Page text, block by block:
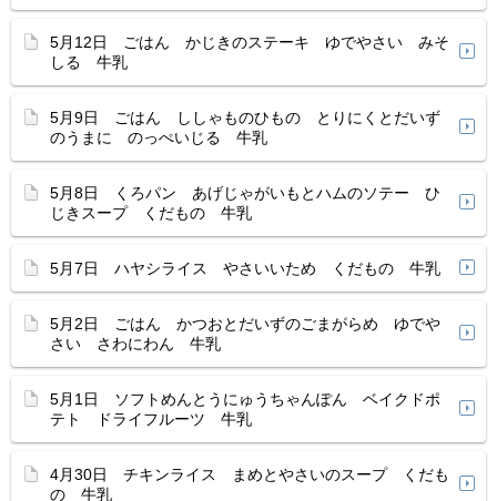
5月12日 ごはん かじきのステーキ ゆでやさい みそ
しる 牛乳
5月9日 ごはん ししゃものひもの とりにくとだいず
のうまに のっぺいじる 牛乳
5月8日 くろパン あげじゃがいもとハムのソテー ひ
じきスープ くだもの 牛乳
5月7日 ハヤシライス やさいいため くだもの 牛乳
5月2日 ごはん かつおとだいずのごまがらめ ゆでや
さい さわにわん 牛乳
5月1日 ソフトめんとうにゅうちゃんぽん ベイクドポ
テト ドライフルーツ 牛乳
4月30日 チキンライス まめとやさいのスープ くだも
の 牛乳